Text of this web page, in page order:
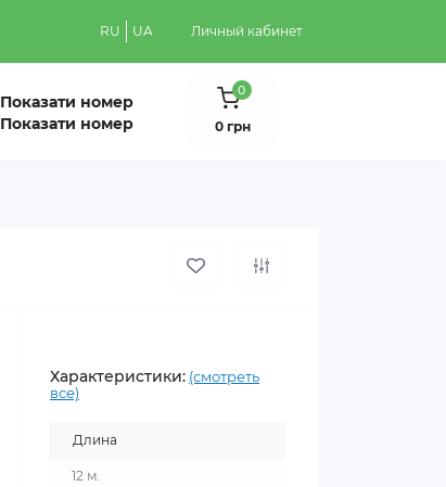
RU UA Личный кабинет
Показати номер
Показати номер
0
0 грн
Характеристики: (смотреть
все)
Длина
12 м.